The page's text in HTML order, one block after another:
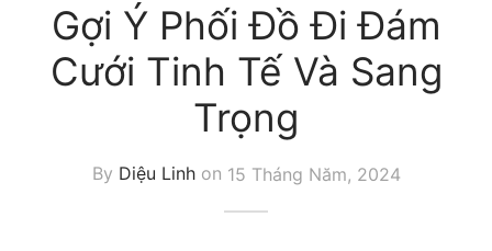
Gợi Ý Phối Đồ Đi Đám
Cưới Tinh Tế Và Sang
Trọng
By Diệu Linhon 15 Tháng Năm, 2024